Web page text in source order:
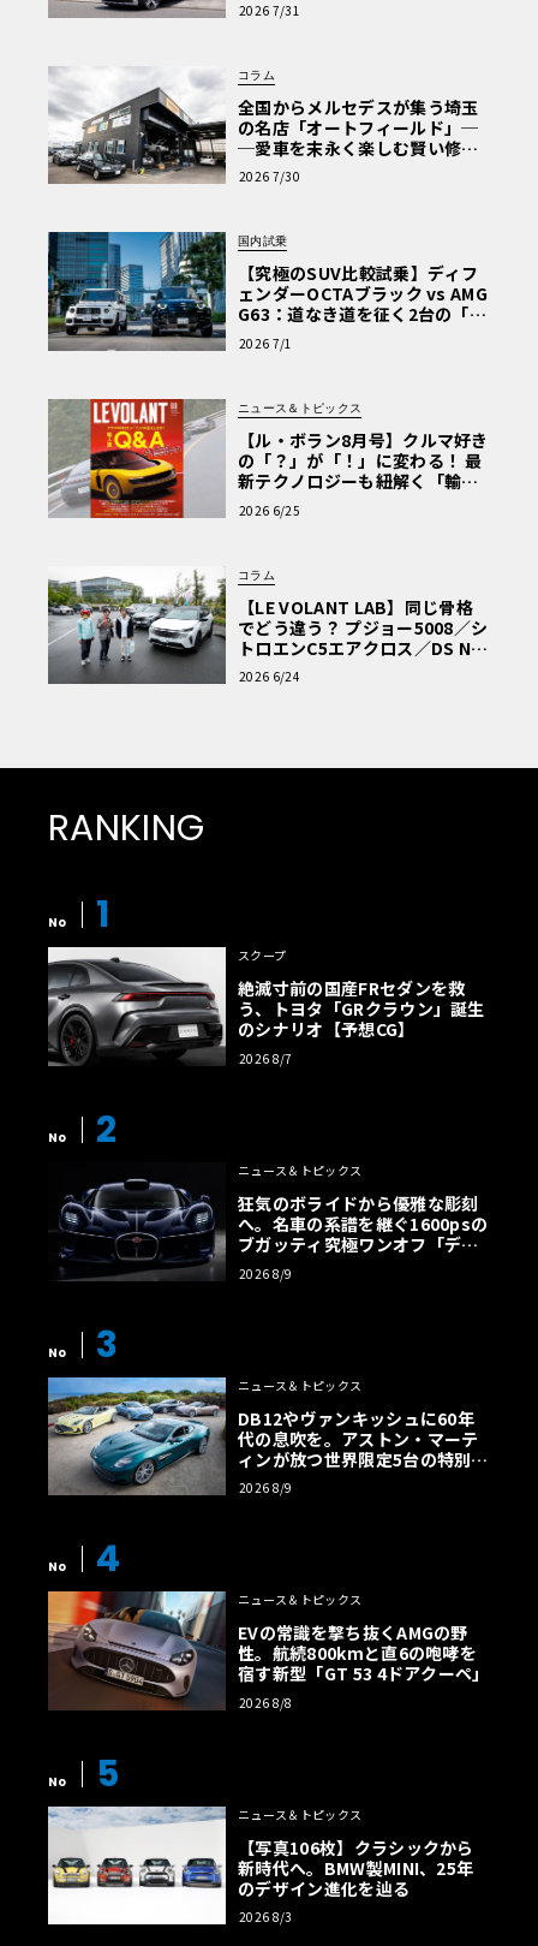
Why? Hyundai?】〈PR〉
2026 7/31
コラム
全国からメルセデスが集う埼玉
の名店「オートフィールド」─
─愛車を末永く楽しむ賢い修理
術と、プロがフックス製オイル
を選ぶ理由〈PR〉
2026 7/30
国内試乗
【究極のSUV比較試乗】ディフ
ェンダーOCTAブラック vs AMG
G63：道なき道を征く2台の「対
極的アプローチ」
2026 7/1
ニュース＆トピックス
【ル・ボラン8月号】クルマ好き
の「？」が「！」に変わる！ 最
新テクノロジーも紐解く「輸入
車Q&A」
2026 6/25
コラム
【LE VOLANT LAB】同じ骨格
でどう違う？ プジョー5008／シ
トロエンC5エアクロス／DS Nº4
読者一気乗りレポート
2026 6/24
RANKING
No 1
スクープ
絶滅寸前の国産FRセダンを救
う、トヨタ「GRクラウン」誕生
のシナリオ【予想CG】
2026 8/7
No 2
ニュース＆トピックス
狂気のボライドから優雅な彫刻
へ。名車の系譜を継ぐ1600psの
ブガッティ究極ワンオフ「デス
トリエ」
2026 8/9
No 3
ニュース＆トピックス
DB12やヴァンキッシュに60年
代の息吹を。アストン・マーテ
ィンが放つ世界限定5台の特別コ
レクション
2026 8/9
No 4
ニュース＆トピックス
EVの常識を撃ち抜くAMGの野
性。航続800kmと直6の咆哮を
宿す新型「GT 53 4ドアクーペ」
2026 8/8
No 5
ニュース＆トピックス
【写真106枚】クラシックから
新時代へ。BMW製MINI、25年
のデザイン進化を辿る
2026 8/3